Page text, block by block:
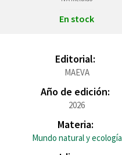
En stock
Editorial:
MAEVA
Año de edición:
2026
Materia:
Mundo natural y ecología